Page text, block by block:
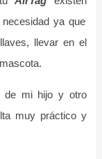
ya que
llevar en el
de mi hijo y otro
muy práctico y